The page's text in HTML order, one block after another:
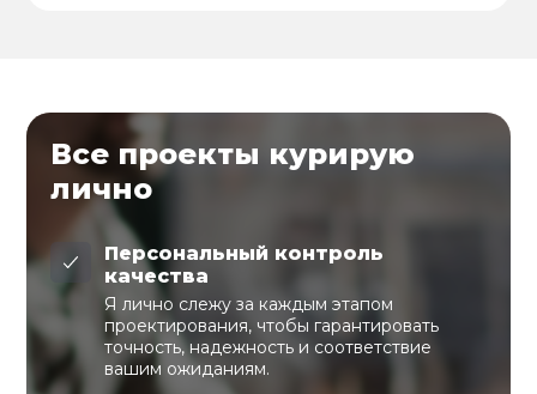
Все проекты курирую
лично
Персональный контроль
качества
Я лично слежу за каждым этапом
проектирования, чтобы гарантировать
точность, надежность и соответствие
вашим ожиданиям.